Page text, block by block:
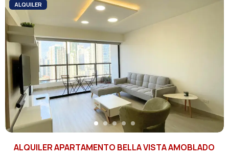
ALQUILER
ALQUILER APARTAMENTO BELLA VISTA AMOBLADO